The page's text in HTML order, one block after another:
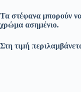
Τα στέφανα μπορούν να
χρώμα ασημένιο.
Στη τιμή